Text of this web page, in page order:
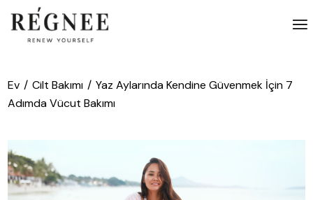
atla
Ev Cilt Bakımı
Yaz Aylarında Kendine Güvenmek İçin 7
Adımda Vücut Bakımı